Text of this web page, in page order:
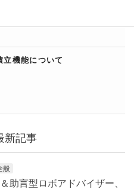
立機能について
新記事
般
助言型ロボアドバイザー、